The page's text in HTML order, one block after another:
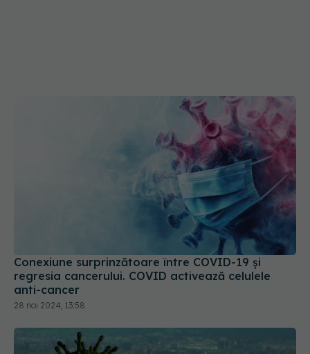
Conexiune surprinzătoare între COVID-19 și
regresia cancerului. COVID activează celulele